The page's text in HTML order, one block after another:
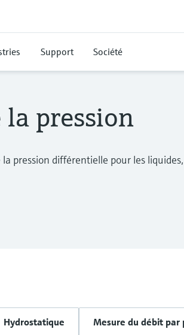
Support Société
pression
pression différentielle pour les
Hydrostatique Mesure du débit